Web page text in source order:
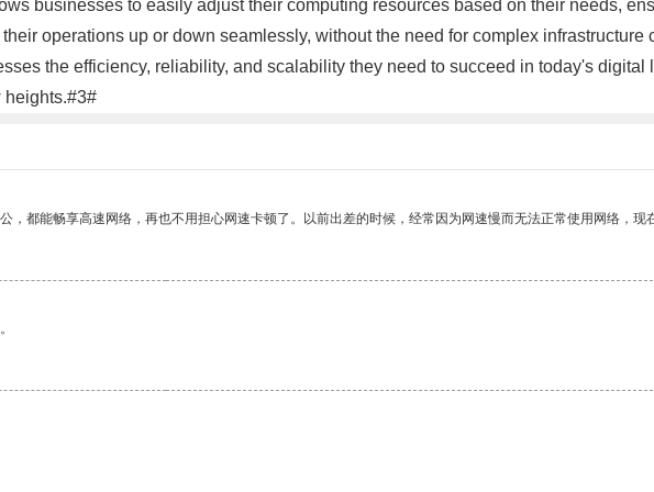
businesses to easily adjust their computing resources based on their needs,
operations up or down seamlessly, without the need for complex infrastructure
the efficiency, reliability, and scalability they need to succeed in today's digital
heights.#3#
都能畅享高速网络，再也不用担心网速卡顿了。以前出差的时候，经常因为网速慢而无法正常使用网络，现